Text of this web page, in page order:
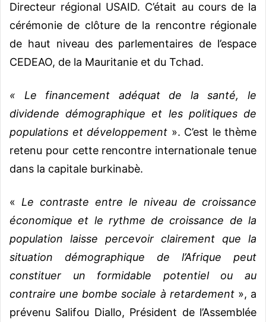
Directeur régional USAID. C’était au cours de la
cérémonie de clôture de la rencontre régionale
de haut niveau des parlementaires de l’espace
CEDEAO, de la Mauritanie et du Tchad.
« Le financement adéquat de la santé, le
dividende démographique et les politiques de
populations et développement ». C’est le thème
retenu pour cette rencontre internationale tenue
dans la capitale burkinabè.
« Le contraste entre le niveau de croissance
économique et le rythme de croissance de la
population laisse percevoir clairement que la
situation démographique de l’Afrique peut
constituer un formidable potentiel ou au
contraire une bombe sociale à retardement», a
prévenu Salifou Diallo, Président de l’Assemblée